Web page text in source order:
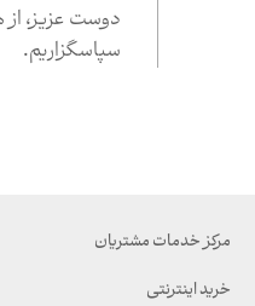
دوست عزیز،‌ از
سپاسگزاریم.
مرکز خدمات مشتریان
خرید اینترنتی